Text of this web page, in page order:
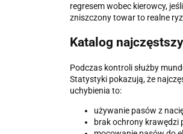
regresem wobec kierowcy,
zniszczony towar to realne
Katalog
Podczas kontroli służby
Statystyki pokazują, że
uchybienia to:
używanie pasów z
brak ochrony krawędzi